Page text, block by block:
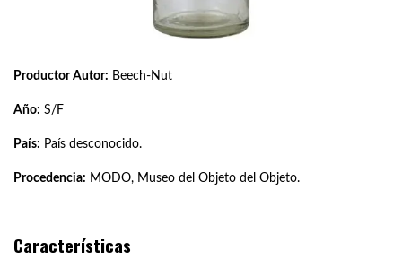
Productor Autor: Beech-Nut
Año: S/F
País: País desconocido.
Procedencia: MODO, Museo del Objeto del Objeto.
Características